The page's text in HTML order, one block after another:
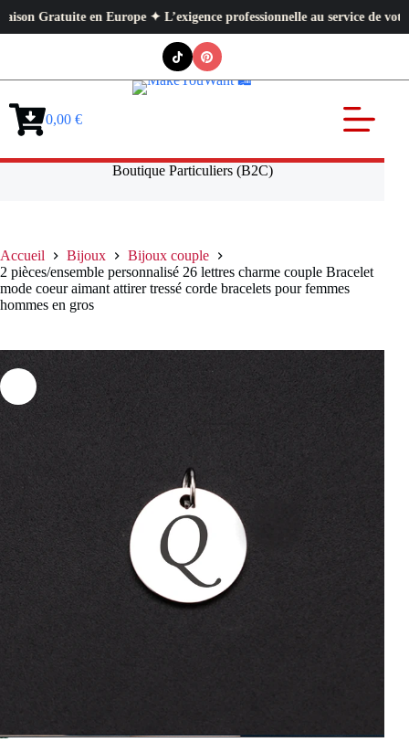
L’exigence professionnelle au service de votre quotidien ✦ Paiement
Panier0,00 €
Boutique Particuliers (B2C)
Accueil Bijoux
Bijoux couple
2 pièces/ensemble personnalisé 26 lettres charme couple Bracelet
mode coeur aimant attirer tressé corde bracelets pour femmes
hommes en gros